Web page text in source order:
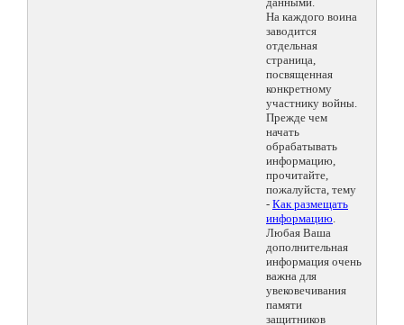
На каждого воина
заводится
отдельная
страница,
посвященная
конкретному
участнику войны.
Прежде чем
начать
обрабатывать
информацию,
прочитайте,
пожалуйста, тему
- Как размещать
информацию.
Любая Ваша
дополнительная
информация очень
важна для
увековечивания
памяти
защитников